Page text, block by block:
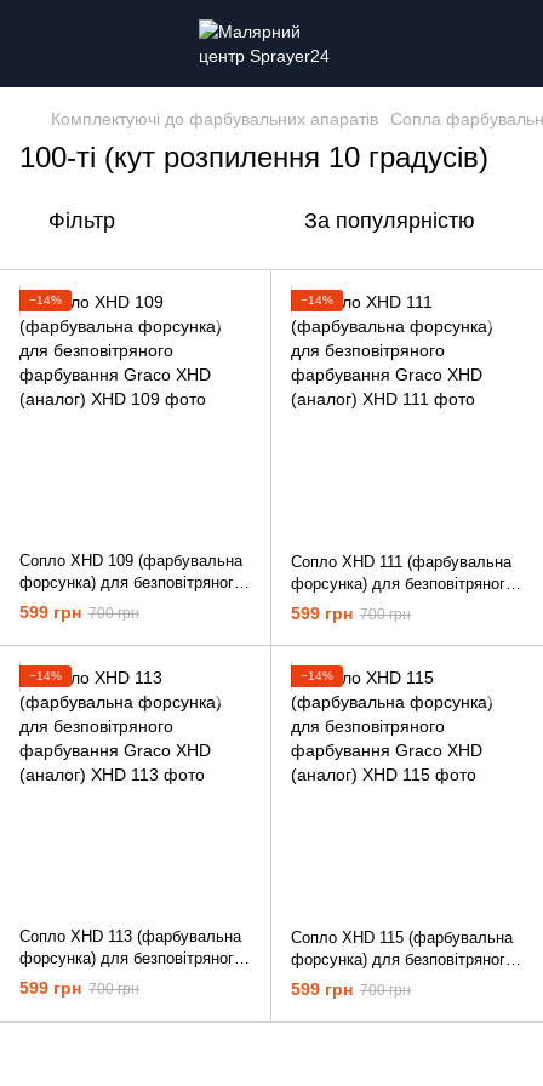
Комплектуючі до фарбувальних апаратів Сопла
100-ті (кут розпилення 10 градусів)
Фільтр За популярністю
−14%
Сопло XHD 109 (фарбувальна
форсунка) для безповітряного
фарбування Graco XHD
(аналог)
599 грн 700 грн
−14%
Сопло XHD 111 (фарбувальна
форсунка) для безповітряного
фарбування Graco XHD
(аналог)
599 грн 700 грн
−14%
Сопло XHD 113 (фарбувальна
форсунка) для безповітряного
фарбування Graco XHD
(аналог)
599 грн 700 грн
−14%
Сопло XHD 115 (фарбувальна
форсунка) для безповітряного
фарбування Graco XHD
(аналог)
599 грн 700 грн